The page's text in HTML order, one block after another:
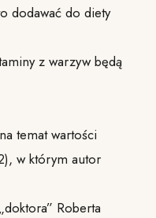
dodawać do diety
z warzyw będą
temat wartości
w którym autor
Roberta